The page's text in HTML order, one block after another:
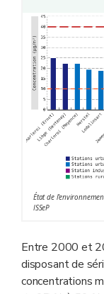
État de
ISSeP
Entre 2000 et
disposant de
concentrations